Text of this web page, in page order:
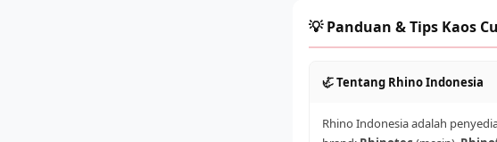
💡 Panduan & Tips Kaos
🦏 Tentang Rhino Indonesia
Rhino Indonesia adalah